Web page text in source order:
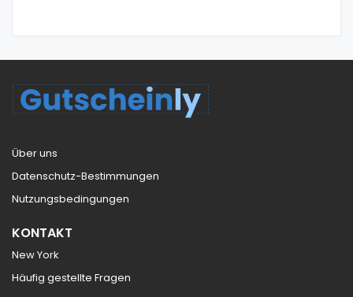
Über uns
Datenschutz-Bestimmungen
Nutzungsbedingungen
KONTAKT
New York
Häufig gestellte Fragen